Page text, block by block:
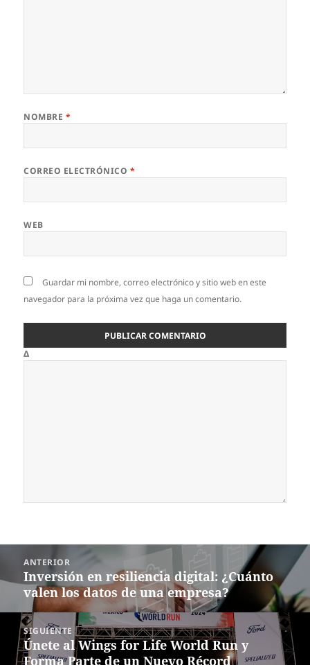
NOMBRE *
CORREO ELECTRÓNICO *
WEB
Guardar mi nombre, correo electrónico y sitio web en este
navegador para la próxima vez que haga un comentario.
Δ
entradas
ANTERIOR
Entrada
anterior:
Inversión en resiliencia digital: ¿Cuánto
valen los datos de una empresa?
SIGUIENTE
Siguiente
entrada:
Únete al Wings for Life World Run y
Forma Parte de un Nuevo Récord